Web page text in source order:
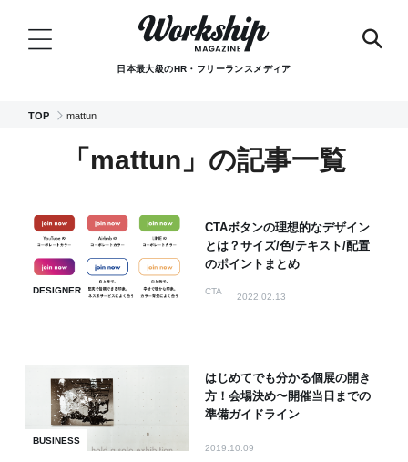
日本最大級のHR・フリーランスメディア
TOP mattun
「mattun」の記事一覧
DESIGNER
CTAボタンの理想的なデザイン
とは？サイズ/色/テキスト/配置
のポイントまとめ
CTA
2022.02.13
BUSINESS
はじめてでも分かる個展の開き
方！会場決め〜開催当日までの
準備ガイドライン
2019.10.09